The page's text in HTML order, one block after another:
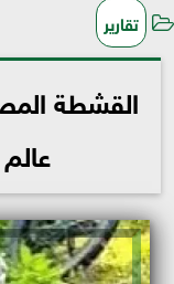
تقارير
القشطة